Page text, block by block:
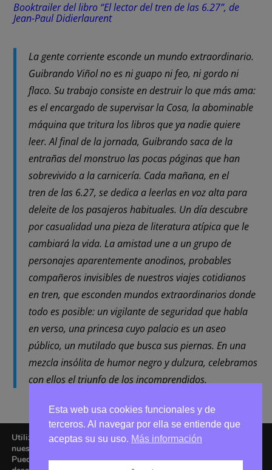
Booktrailer del libro “El lector del tren de las 6.27”, de
Jean-Paul Didierlaurent
La gente corriente esconde un mundo extraordinario.
Guibrando Viñol no es ni guapo ni feo, ni gordo ni
flaco. Su trabajo consiste en destruir lo que más ama:
es el encargado de supervisar la Cosa, la abominable
máquina que tritura los libros que ya nadie quiere
leer. Al final de la jornada, Guibrando saca de la
entrañas del monstruo las pocas páginas que han
sobrevivido a la carnicería. Cada mañana, en el
tren de las 6.27, se dedica a leerlas en voz alta para
deleite de los pasajeros habituales. Un día descubre
por casualidad una pieza de literatura atípica que le
cambiará la vida. La amistad une a un grupo de
personajes aparentemente anodinos, probables
compañeros invisibles de nuestros viajes cotidianos
en tren, que esconden mundos extraordinarios donde
todo es posible: un vigilante de seguridad que habla
en verso, una princesa cuyo palacio es un aseo
público, un mutilado que busca sus piernas. En una
mezcla insólita de humor negro y dulzura, celebramos
con ellos el triunfo de los incomprendidos.
Utilizamos cookies para ofrecerte la mejor experiencia en
nuestra web.
Puedes aprender más sobre qué cookies utilizamos o
Esta web usa cookies funcionales y de
terceros. Al navegar por ella se entiende que
aceptas su su uso. Más información